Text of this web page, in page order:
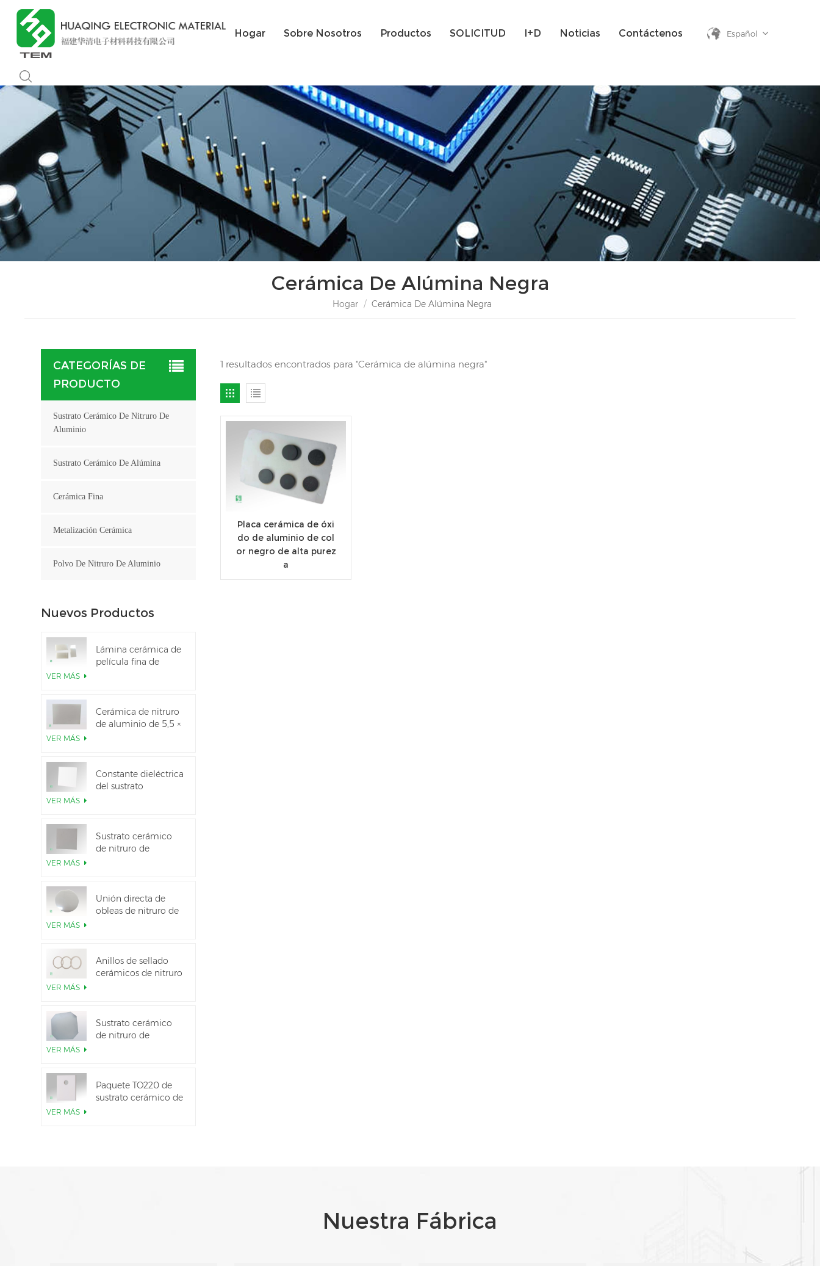
Hogar Sobre Nosotros Productos SOLICITUD I+D Noticias Contáctenos Español
Cerámica De Alúmina Negra
Hogar / Cerámica De Alúmina Negra
1 resultados encontrados para "Cerámica de alúmina negra"
Placa cerámica de óxi
do de aluminio de col
or negro de alta purez
a
CATEGORÍAS DE
PRODUCTO
Sustrato Cerámico De Nitruro De
Aluminio
Sustrato Cerámico De Alúmina
Cerámica Fina
Metalización Cerámica
Polvo De Nitruro De Aluminio
Nuevos Productos
Lámina cerámica de
película fina de
VER MÁS
Cerámica de nitruro
de aluminio de 5,5 ×
VER MÁS
Constante dieléctrica
del sustrato
VER MÁS
Sustrato cerámico
de nitruro de
VER MÁS
Unión directa de
obleas de nitruro de
VER MÁS
Anillos de sellado
cerámicos de nitruro
VER MÁS
Sustrato cerámico
de nitruro de
VER MÁS
Paquete TO220 de
sustrato cerámico de
VER MÁS
Nuestra Fábrica